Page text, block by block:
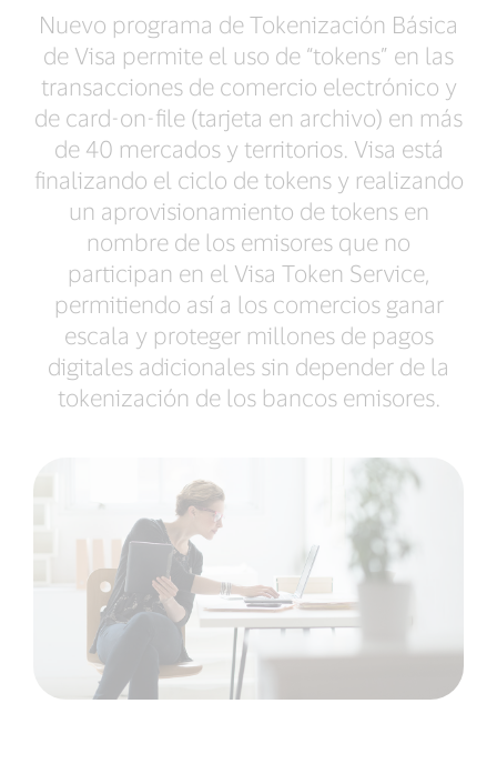
Nuevo programa de Tokenización Básica
de Visa permite el uso de “tokens” en las
transacciones de comercio electrónico y
de card-on-file (tarjeta en archivo) en más
de 40 mercados y territorios. Visa está
finalizando el ciclo de tokens y realizando
un aprovisionamiento de tokens en
nombre de los emisores que no
participan en el Visa Token Service,
permitiendo así a los comercios ganar
escala y proteger millones de pagos
digitales adicionales sin depender de la
tokenización de los bancos emisores.